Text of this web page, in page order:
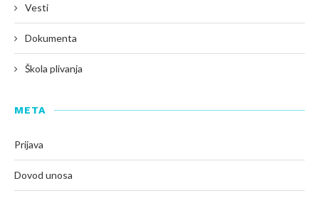
Vesti
Dokumenta
Škola plivanja
META
Prijava
Dovod unosa